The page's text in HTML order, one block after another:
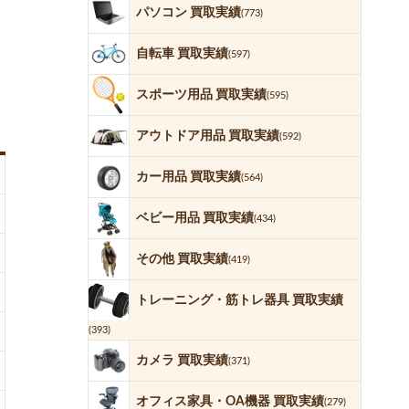
パソコン 買取実績(773)
自転車 買取実績(597)
スポーツ用品 買取実績(595)
アウトドア用品 買取実績(592)
カー用品 買取実績(564)
ベビー用品 買取実績(434)
その他 買取実績(419)
トレーニング・筋トレ器具 買取実績
(393)
カメラ 買取実績(371)
オフィス家具・OA機器 買取実績(279)